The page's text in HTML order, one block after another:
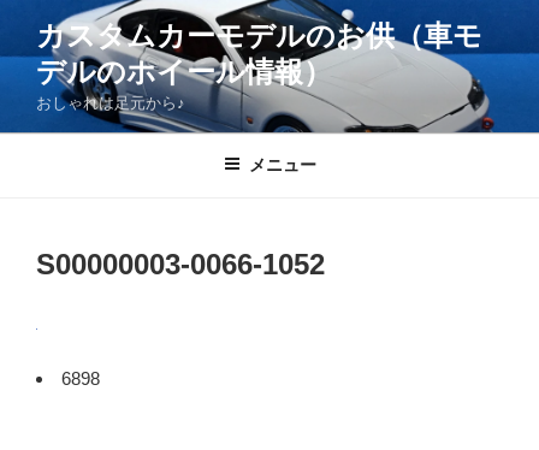
ツ
カスタムカーモデルのお供（車モ
デルのホイール情報）
おしゃれは足元から♪
メニュー
S00000003-0066-1052
6898